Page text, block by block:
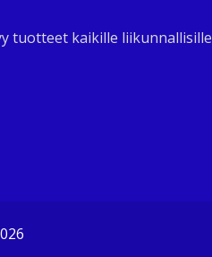
tuotteet kaikille liikunnallisille